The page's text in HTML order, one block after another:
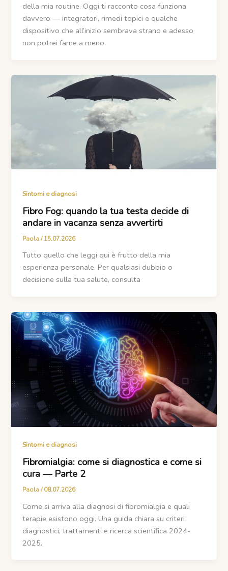
della mia routine. Oggi ti racconto cosa funziona
davvero — integratori, rimedi topici e qualche
dispositivo che all’inizio sembrava strano e adesso
non potrei farne a meno.
Sintomi e diagnosi
Fibro Fog: quando la tua testa decide di
andare in vacanza senza avvertirti
Paola/15.07.2026
Tutto quello che leggi qui è frutto della mia
esperienza personale. Per qualsiasi dubbio o
decisione sulla tua salute, consulta
Sintomi e diagnosi
Fibromialgia: come si diagnostica e come si
cura — Parte 2
Paola/08.07.2026
Come si arriva alla diagnosi di fibromialgia e quali
terapie esistono oggi. Una guida chiara su criteri
diagnostici, trattamenti e ricerca scientifica 2024-
2025.